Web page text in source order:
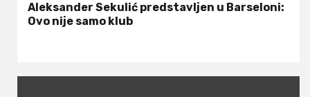
Aleksander Sekulić predstavljen u Barseloni:
Ovo nije samo klub